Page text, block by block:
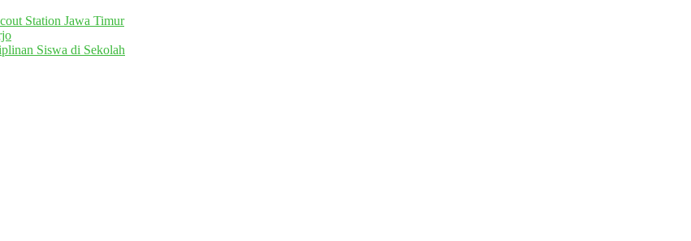
Station Jawa Timur
Siswa di Sekolah